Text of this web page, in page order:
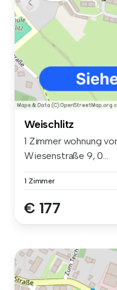
Weischlitz
1 Zimmer wohnung
Wiesenstraße 9, 0...
1 Zimmer
€ 177